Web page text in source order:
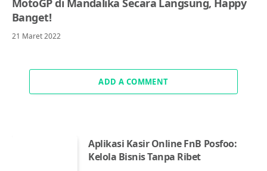
MotoGP di Mandalika Secara Langsung, Happy
Banget!
21 Maret 2022
ADD A COMMENT
Aplikasi Kasir Online FnB Posfoo:
Kelola Bisnis Tanpa Ribet